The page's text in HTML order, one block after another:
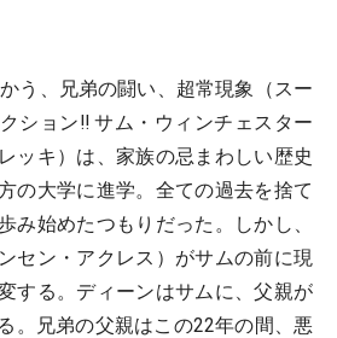
う、兄弟の闘い、超常現象（スー
ション!! サム・ウィンチェスター
ッキ）は、家族の忌まわしい歴史
の大学に進学。全ての過去を捨て
み始めたつもりだった。しかし、
セン・アクレス）がサムの前に現
する。ディーンはサムに、父親が
。兄弟の父親はこの22年の間、悪